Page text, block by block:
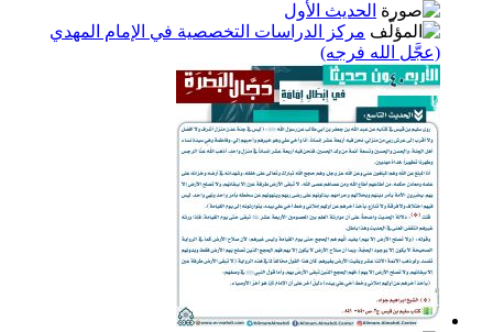
الحديث الأول
مركز الدراسات التخصصية في الإمام المهدي
(عجَّل الله فرجه)